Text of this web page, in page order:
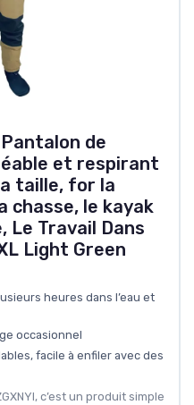
de
et respirant
taille, for la
chasse, le kayak
Le Travail Dans
Light Green
heures dans l’eau et
occasionnel
facile à enfiler avec des
c’est un produit simple